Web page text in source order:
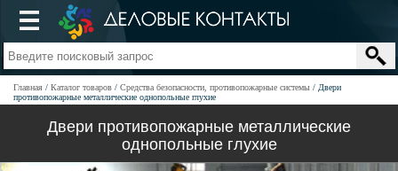
Главная Каталог товаров Средства безопасности, противопожарные системы
Двери
противопожарные металлические однопольные глухие
Двери противопожарные металлические
однопольные глухие